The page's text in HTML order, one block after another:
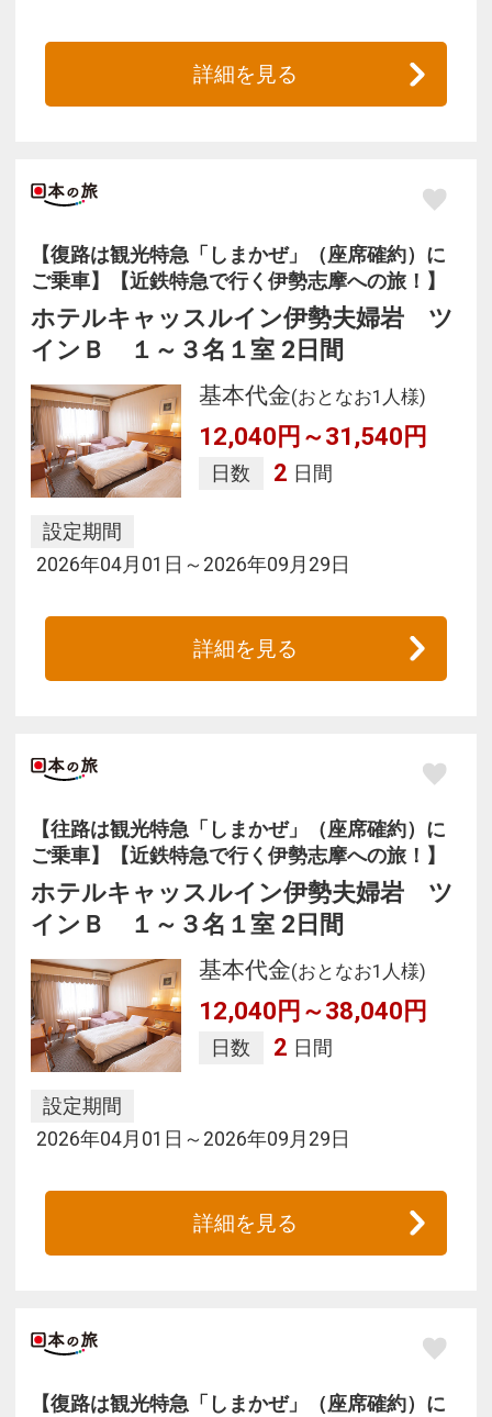
詳細を見る
【復路は観光特急「しまかぜ」（座席確約）に
ご乗車】【近鉄特急で行く伊勢志摩への旅！】
ホテルキャッスルイン伊勢夫婦岩 ツ
インＢ １～３名１室 2日間
基本代金(おとなお1人様)
12,040円～31,540円
日数 2 日間
設定期間
2026年04月01日～2026年09月29日
詳細を見る
【往路は観光特急「しまかぜ」（座席確約）に
ご乗車】【近鉄特急で行く伊勢志摩への旅！】
ホテルキャッスルイン伊勢夫婦岩 ツ
インＢ １～３名１室 2日間
基本代金(おとなお1人様)
12,040円～38,040円
日数 2 日間
設定期間
2026年04月01日～2026年09月29日
詳細を見る
【復路は観光特急「しまかぜ」（座席確約）に